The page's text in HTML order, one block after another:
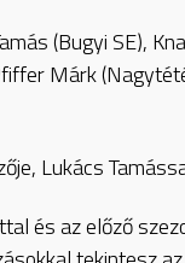
(Bugyi SE),
Márk
Lukács
és az előző